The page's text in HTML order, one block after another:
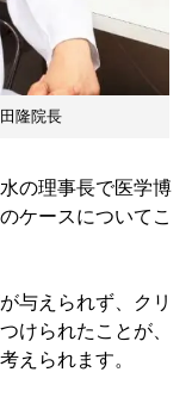
隆院長
の理事長で医学博
ケースについてこ
与えられず、クリ
けられたことが、
えられます。